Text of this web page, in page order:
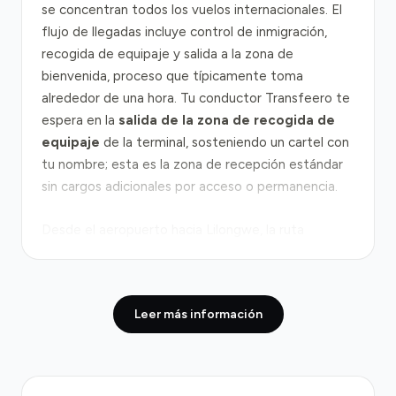
se concentran todos los vuelos internacionales. El
flujo de llegadas incluye control de inmigración,
recogida de equipaje y salida a la zona de
bienvenida, proceso que típicamente toma
alrededor de una hora. Tu conductor Transfeero te
espera en la salida de la zona de recogida de
equipaje de la terminal, sosteniendo un cartel con
tu nombre; esta es la zona de recepción estándar
sin cargos adicionales por acceso o permanencia.
kilómetros hasta el centro de la ciudad. El trayecto
puerta a puerta dura entre 30 y 40 minutos en
Leer más información